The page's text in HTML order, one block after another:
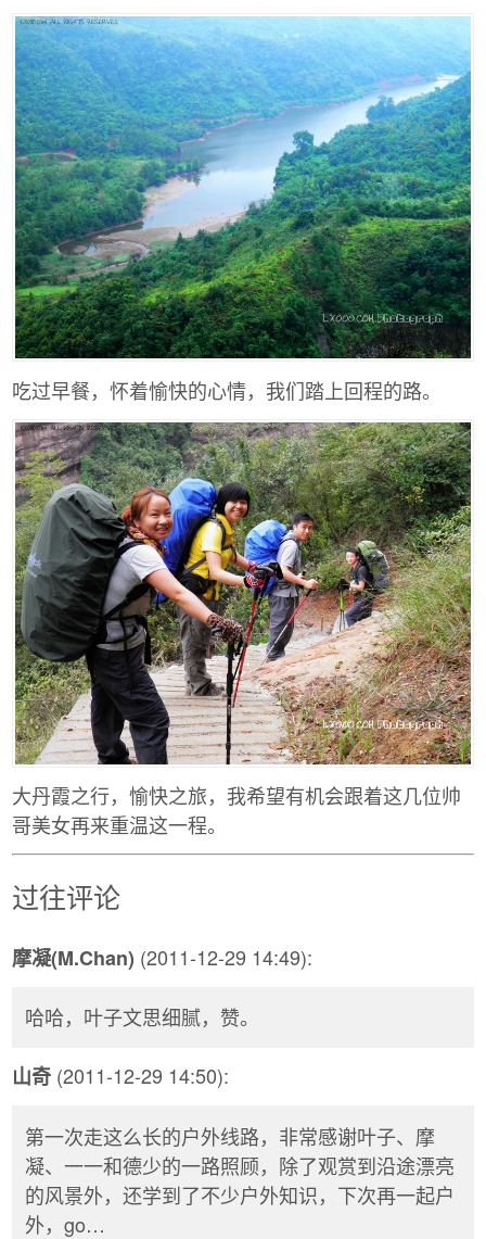
吃过早餐，怀着愉快的心情，我们踏上回程的路。
大丹霞之行，愉快之旅，我希望有机会跟着这几位帅
哥美女再来重温这一程。
过往评论
摩凝(M.Chan) (2011-12-29 14:49):
哈哈，叶子文思细腻，赞。
山奇 (2011-12-29 14:50):
第一次走这么长的户外线路，非常感谢叶子、摩
凝、一一和德少的一路照顾，除了观赏到沿途漂亮
的风景外，还学到了不少户外知识，下次再一起户
外，go…